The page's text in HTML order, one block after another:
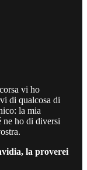
vi ho
di qualcosa di
la mia
ne ho di diversi
la proverei